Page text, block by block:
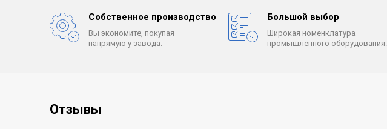
Собственное производство
Вы экономите, покупая
напрямую у завода.
Большой выбор
Широкая номенклатура
промышленного оборудования.
Отзывы